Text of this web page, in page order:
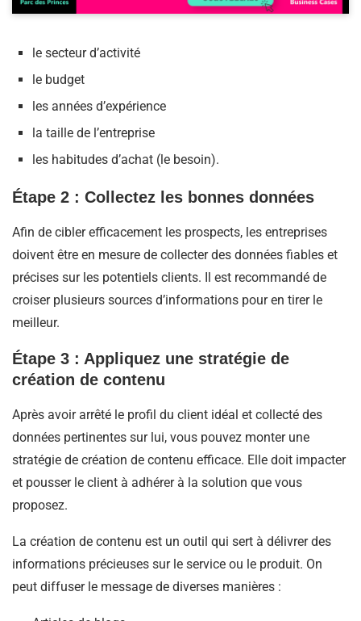
le secteur d’activité
le budget
les années d’expérience
la taille de l’entreprise
les habitudes d’achat (le besoin).
Étape 2 : Collectez les bonnes données
Afin de cibler efficacement les prospects, les entreprises
doivent être en mesure de collecter des données fiables et
précises sur les potentiels clients. Il est recommandé de
croiser plusieurs sources d’informations pour en tirer le
meilleur.
Étape 3 : Appliquez une stratégie de
création de contenu
Après avoir arrêté le profil du client idéal et collecté des
données pertinentes sur lui, vous pouvez monter une
stratégie de création de contenu efficace. Elle doit impacter
et pousser le client à adhérer à la solution que vous
proposez.
La création de contenu est un outil qui sert à délivrer des
informations précieuses sur le service ou le produit. On
peut diffuser le message de diverses manières :